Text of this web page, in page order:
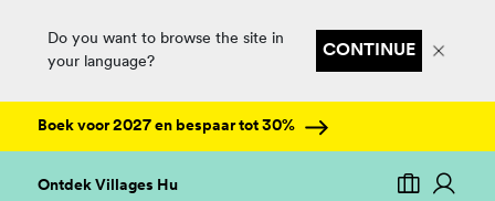
Do you want to browse the site in
your language?
CONTINUE
Boek voor 2027 en bespaar tot 30%
Ontdek Villages Hu